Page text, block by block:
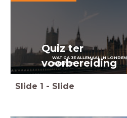
Quiz ter
voorbereiding
WAT GA JE ALLEMAAL IN LONDEN
BELEVEN?
Slide 1 - Slide